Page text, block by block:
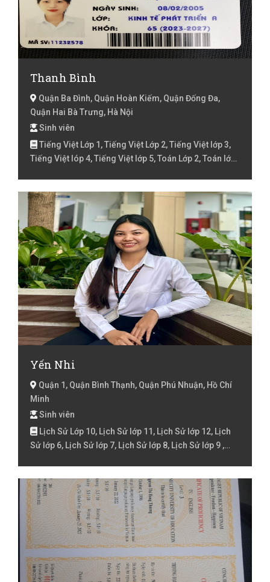
Thanh Bình
Quận Ba Đình, Quận Hoàn Kiếm, Quận Đống Đa,
Quận Hai Bà Trưng, Hà Nội
Sinh viên
Tiếng Việt Lớp 1, Tiếng Việt Lớp 2, Tiếng Việt lớp 3,
Tiếng Việt lóp 4, Tiếng Việt lớp 5, Toán Lớp 2, Toán lớp
Yến Nhi
Quận 1, Quận Bình Thạnh, Quận Phú Nhuận, Hồ Chí
Minh
Sinh viên
Lịch Sử Lớp 10, Lịch Sử lớp 11, Lịch Sử lớp 12, Lịch
Sử lớp 6, Lịch Sử lớp 7, Lịch Sử lớp 8, Lịch Sử lớp 9 ,
Tiếng Việt lớp 5, Toán Lớp 1, Toán Lớp 2, Toán lớp 3,
Toán lớp 4, Toán lớp 5, Toán lớp 6, Toán lớp 7, Toán lớp
8, Toán lớp 9 , Văn lớp 11, Văn lớp 12, Văn lớp 6, Văn lớp
7, Văn lớp 8, Văn lớp 9 , Văn Luyện thi đại học, Địa Lý
Lớp 10, Địa Lý lớp 11, Địa Lý lớp 12, Địa Lý lớp 6, Địa Lý
lớp 7, Địa Lý lớp 8, Địa Lý lớp 9 , Địa Lý Luyện thi đại học